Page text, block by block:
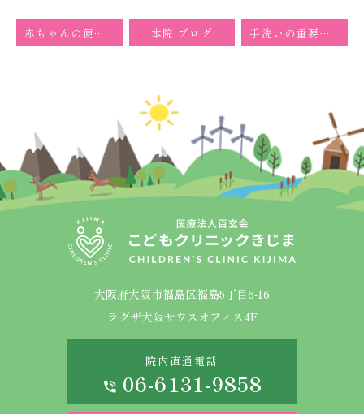
赤ちゃんの便秘について 本院 ブログ 手洗いの重要性について
大阪府大阪市福島区福島5丁目6-16
ラグザ大阪サウスオフィス4F
院内直通電話
06-6131-9858